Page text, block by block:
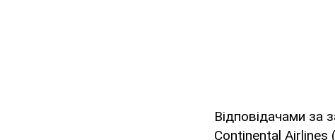
Відповідачами за
Continental Airlines